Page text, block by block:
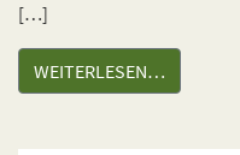
[…]
WEITERLESEN…